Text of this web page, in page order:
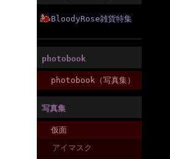
BloodyRose雑貨特集
photobook
photobook（写真集）
写真集
仮面
アイマスク